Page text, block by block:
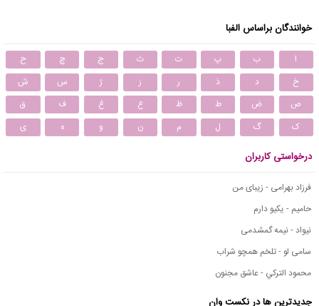
خوانندگان براساس الفبا
ا ب پ ت ث ج چ
ح
خ
د ذ ر ز ژ س
ش
ص
ض ط ظ ع غ ف
ق
ک
گ ل م ن و ه ی
درخواستی کاربران
فرزاد بهرامی - زیبای من
حامیم - یکیو دارم
نیواد - نیمه گمشدمی
سامی لو - تلخم همچو شراب
محمود التركي - عاشق مجنون
جدیدترین ها در نکست وان